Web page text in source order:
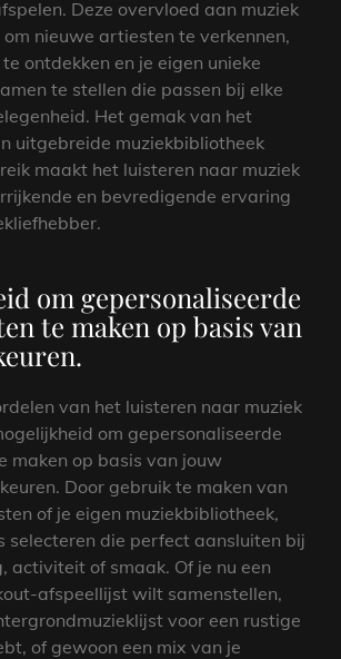
Deze overvloed aan muziek
nieuwe artiesten te verkennen,
ontdekken en je eigen unieke
te stellen die passen bij elke
Het gemak van het
uitgebreide muziekbibliotheek
maakt het luisteren naar muziek
en bevredigende ervaring
om gepersonaliseerde
te maken op basis van
van het luisteren naar muziek
om gepersonaliseerde
maken op basis van jouw
Door gebruik te maken van
of je eigen muziekbibliotheek,
selecteren die perfect aansluiten bij
activiteit of smaak. Of je nu een
afspeellijst wilt samenstellen,
voor een rustige
of gewoon een mix van je